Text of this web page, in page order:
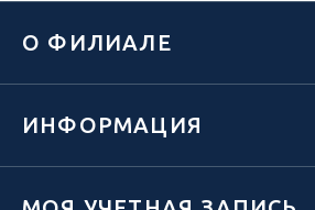
О ФИЛИАЛЕ
ИНФОРМАЦИЯ